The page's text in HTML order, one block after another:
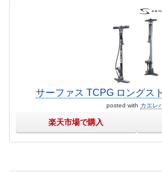
サーファス TCPG ロングス
posted with カエレ
楽天市場で購入